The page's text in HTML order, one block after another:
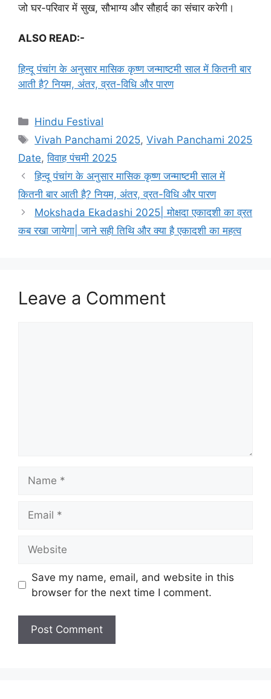
जो घर-परिवार में सुख, सौभाग्य और सौहार्द का संचार करेगी।
ALSO READ:-
हिन्दू पंचांग के अनुसार मासिक कृष्ण जन्माष्टमी साल में कितनी बार
आती है? नियम, अंतर, व्रत-विधि और पारण
C
a
e
g
o
r
i
Hindu Festival
T
s
Vivah Panchami 2025,Vivah Panchami 2025
Date,विवाह पंचमी 2025
हिन्दू पंचांग के अनुसार मासिक कृष्ण जन्माष्टमी साल में
कितनी बार आती है? नियम, अंतर, व्रत-विधि और पारण
Mokshada Ekadashi 2025| मोक्षदा एकादशी का व्रत
कब रखा जायेगा| जाने सही तिथि और क्या है एकादशी का महत्व
Leave a Comment
s
t
Save my name, email, and website in this
browser for the next time I comment.